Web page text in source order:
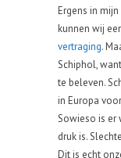
Ergens in
kunnen wij
vertraging.
Schiphol,
te beleven.
in Europa
Sowieso is er
druk is.
Dit is echt